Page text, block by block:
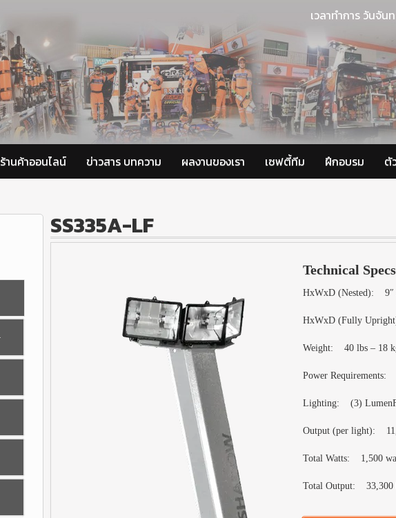
ร้านค้าออนไลน์ ข่าวสาร บทความ ผลงานของเรา เซฟตี้ทีม ฝึกอบรม ตั
เวลาทำการ วันจัน
SS335A-LF
Technical Specs
HxWxD (Nested): 9″
HxWxD (Fully
Weight: 40 lbs – 18
Power
Lighting: (3)
Output (per light):
Total Watts: 1,500
Total Output: 33,300